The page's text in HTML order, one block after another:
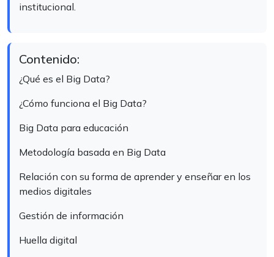
institucional.
Contenido:
¿Qué es el Big Data?
¿Cómo funciona el Big Data?
Big Data para educación
Metodología basada en Big Data
Relación con su forma de aprender y enseñar en los
medios digitales
Gestión de información
Huella digital